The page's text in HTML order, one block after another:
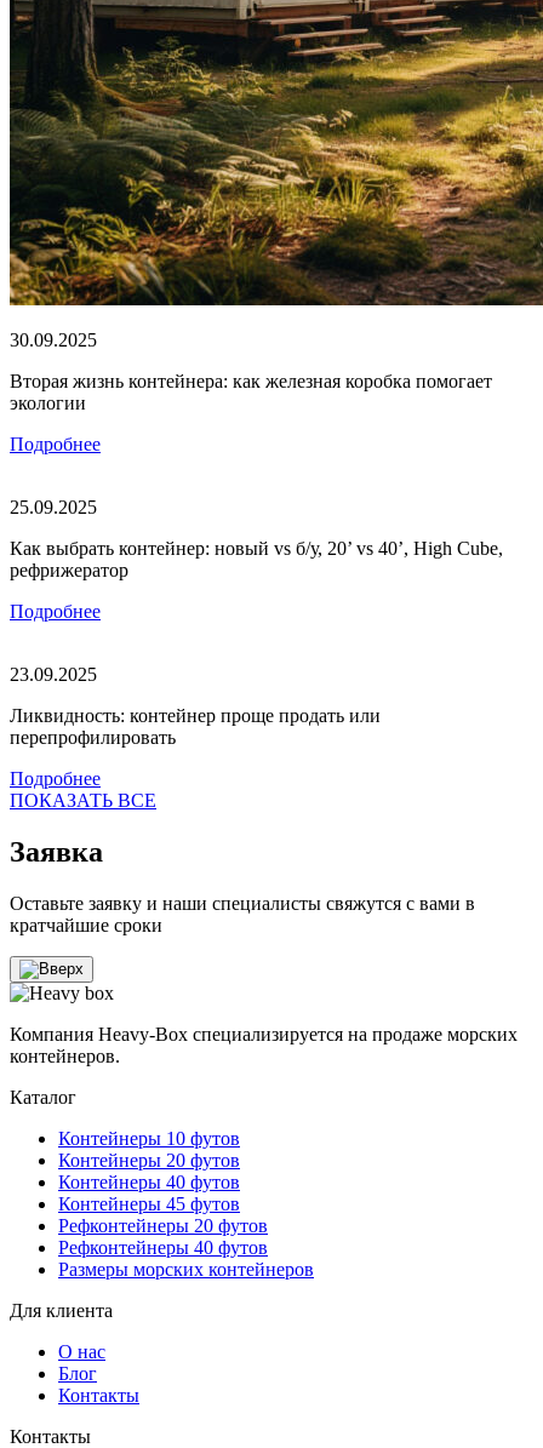
30.09.2025
Вторая жизнь контейнера: как железная коробка помогает
экологии
Подробнее
25.09.2025
Как выбрать контейнер: новый vs б/у, 20’ vs 40’, High Cube,
рефрижератор
Подробнее
23.09.2025
Ликвидность: контейнер проще продать или
перепрофилировать
Подробнее
ПОКАЗАТЬ ВСЕ
Заявка
Оставьте заявку и наши специалисты свяжутся с вами в
кратчайшие сроки
Компания Heavy-Box специализируется на продаже морских
контейнеров.
Каталог
Контейнеры 10 футов
Контейнеры 20 футов
Контейнеры 40 футов
Контейнеры 45 футов
Рефконтейнеры 20 футов
Рефконтейнеры 40 футов
Размеры морских контейнеров
Для клиента
О нас
Блог
Контакты
Контакты